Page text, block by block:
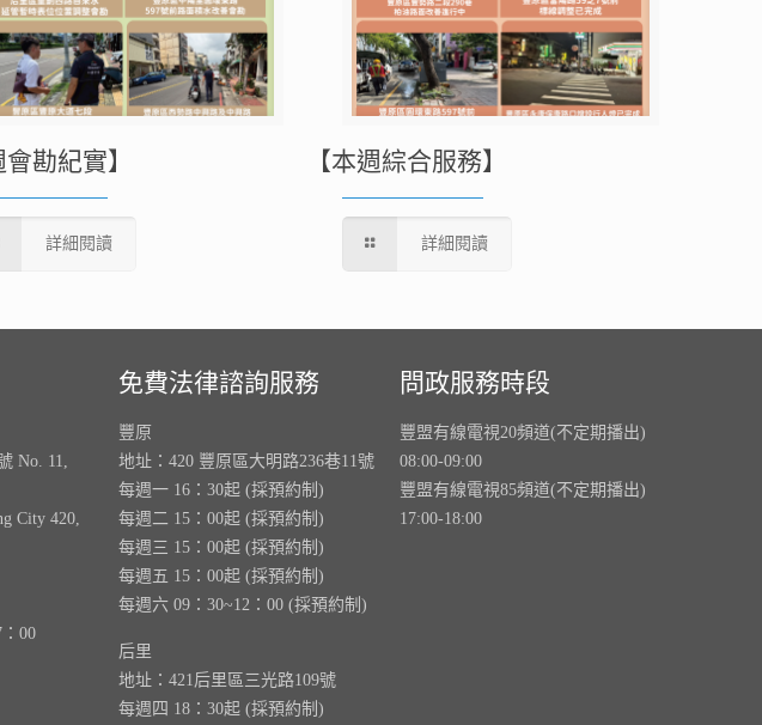
會勘紀實】
詳細閱讀
【本週綜合服務】
詳細閱讀
No. 11,
City 420,
00
免費法律諮詢服務
豐原
地址：420 豐原區大明路236巷11號
每週一 16：30起 (採預約制)
每週二 15：00起 (採預約制)
每週三 15：00起 (採預約制)
每週五 15：00起 (採預約制)
每週六 09：30~12：00 (採預約制)
后里
地址：421后里區三光路109號
每週四 18：30起 (採預約制)
問政服務時段
豐盟有線電視20頻道(不定期播出)
08:00-09:00
豐盟有線電視85頻道(不定期播出)
17:00-18:00